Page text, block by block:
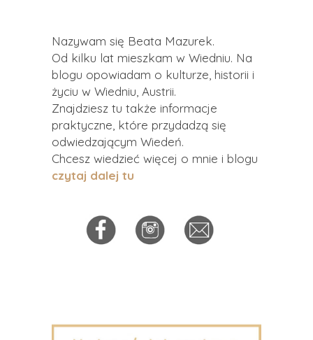
Nazywam się Beata Mazurek.
Od kilku lat mieszkam w Wiedniu. Na
blogu opowiadam o kulturze, historii i
życiu w Wiedniu, Austrii.
Znajdziesz tu także informacje
praktyczne, które przydadzą się
odwiedzającym Wiedeń.
Chcesz wiedzieć więcej o mnie i blogu
czytaj dalej tu